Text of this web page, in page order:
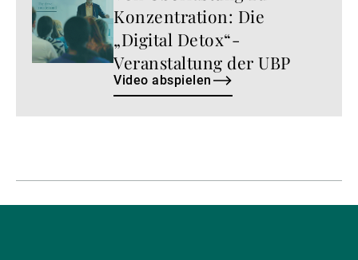
abspielen
Konzentration: Die
„Digital Detox“-
Veranstaltung der UBP
Video abspielen